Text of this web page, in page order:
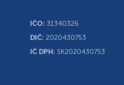
IČO: 31340326
DIČ: 2020430753
IČ DPH: SK2020430753